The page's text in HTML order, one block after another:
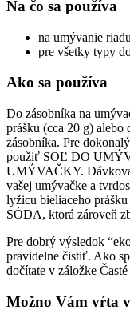
Na čo sa používa
na umývanie
pre všetky typy
Ako sa používa
Do zásobníka na
prášku (cca 20 g)
zásobníka. Pre
použiť SOĽ DO
UMÝVAČKY.
vašej umývačke a
lyžicu bieliaceho
SÓDA, ktorá zároveň
Pre dobrý výsledok
pravidelne čistiť. Ako
dočítate v záložke
Možno Vám vŕta